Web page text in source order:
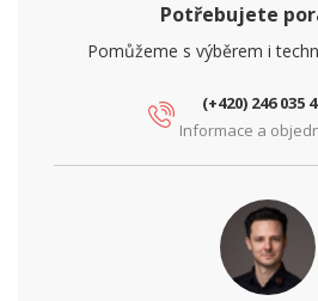
Potřebujete
Pomůžeme s výběrem i
(+420) 246 035
Informace a